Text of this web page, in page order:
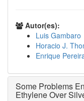
Autor(es):
Luis Gambaro
Horacio J.
Enrique
Some Problems
Ethylene Over